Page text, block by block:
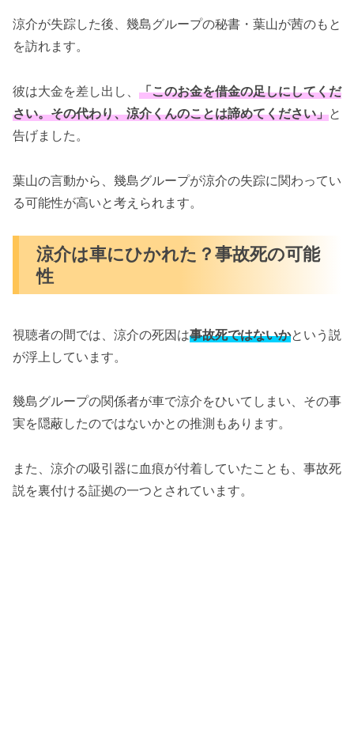
涼介が失踪した後、幾島グループの秘書・葉山が茜のもと
を訪れます。
彼は大金を差し出し、 「このお金を借金の足しにしてくだ
さい。その代わり、涼介くんのことは諦めてください」と
告げました。
葉山の言動から、幾島グループが涼介の失踪に関わってい
る可能性が高いと考えられます。
涼介は車にひかれた？事故死の可能
性
視聴者の間では、涼介の死因は事故死ではないかという説
が浮上しています。
幾島グループの関係者が車で涼介をひいてしまい、その事
実を隠蔽したのではないかとの推測もあります。
また、涼介の吸引器に血痕が付着していたことも、事故死
説を裏付ける証拠の一つとされています。